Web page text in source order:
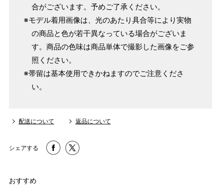
合がございます。予めご了承ください。
※モデル着用画像は、光のあたり具合等により実物
の商品と色が若干異なっている場合がございま
す。商品の色味は商品単体で撮影した画像をご参
照ください。
※帯留は基本使用できかねますのでご注意くださ
い。
配送について 返品について
シェアする
おすすめ